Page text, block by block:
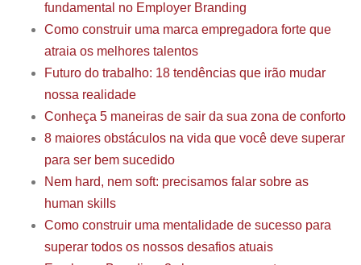
fundamental no Employer Branding
Como construir uma marca empregadora forte que
atraia os melhores talentos
Futuro do trabalho: 18 tendências que irão mudar
nossa realidade
Conheça 5 maneiras de sair da sua zona de conforto
8 maiores obstáculos na vida que você deve superar
para ser bem sucedido
Nem hard, nem soft: precisamos falar sobre as
human skills
Como construir uma mentalidade de sucesso para
superar todos os nossos desafios atuais